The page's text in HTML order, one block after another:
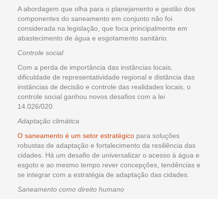
A abordagem que olha para o planejamento e gestão dos
componentes do saneamento em conjunto não foi
considerada na legislação, que foca principalmente em
abastecimento de água e esgotamento sanitário.
Controle social
Com a perda de importância das instâncias locais,
dificuldade de representatividade regional e distância das
instâncias de decisão e controle das realidades locais, o
controle social ganhou novos desafios com a lei
14.026/020.
Adaptação climática
O saneamento é um setor estratégico para soluções
robustas de adaptação e fortalecimento da resiliência das
cidades. Há um desafio de universalizar o acesso à água e
esgoto e ao mesmo tempo rever concepções, tendências e
se integrar com a estratégia de adaptação das cidades.
Saneamento como direito humano